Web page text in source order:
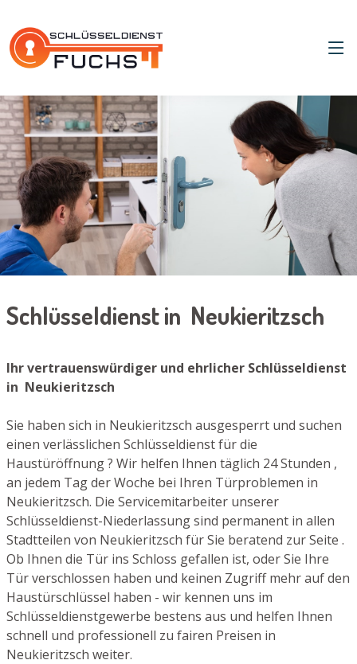
Schlüsseldienst in Neukieritzsch
Ihr vertrauenswürdiger und ehrlicher Schlüsseldienst
in Neukieritzsch
Sie haben sich in Neukieritzsch ausgesperrt und suchen
einen verlässlichen Schlüsseldienst für die
Haustüröffnung ? Wir helfen Ihnen täglich 24 Stunden ,
an jedem Tag der Woche bei Ihren Türproblemen in
Neukieritzsch. Die Servicemitarbeiter unserer
Schlüsseldienst-Niederlassung sind permanent in allen
Stadtteilen von Neukieritzsch für Sie beratend zur Seite .
Ob Ihnen die Tür ins Schloss gefallen ist, oder Sie Ihre
Tür verschlossen haben und keinen Zugriff mehr auf den
Haustürschlüssel haben - wir kennen uns im
Schlüsseldienstgewerbe bestens aus und helfen Ihnen
schnell und professionell zu fairen Preisen in
Neukieritzsch weiter.